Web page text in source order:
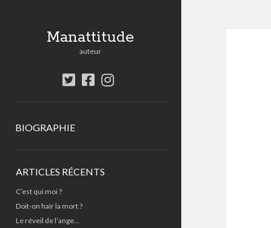
Manattitude
auteur
twitterfacebook
instagram
BIOGRAPHIE
ARTICLES RÉCENTS
C’est qui moi ?
Doit-on haïr la mort ?
Le réveil de l’ange…